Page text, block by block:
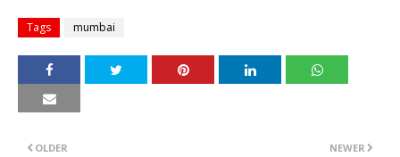
Tags mumbai
NEWER
OLDER